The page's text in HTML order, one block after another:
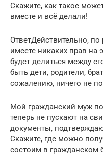
Скажите, как такое
вместе и всё делали!
ОтветДействительно,
имеете никаких прав на
будет делиться между
быть дети, родители,
сожалению, ничего не
Мой гражданский муж
теперь не пускают на
документы,
Скажите, где можно
состоим в гражданском